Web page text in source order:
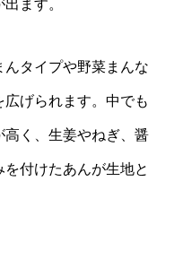
ます。
んタイプや野菜まんな
げられます。中でも
く、生姜やねぎ、醤
付けたあんが生地と